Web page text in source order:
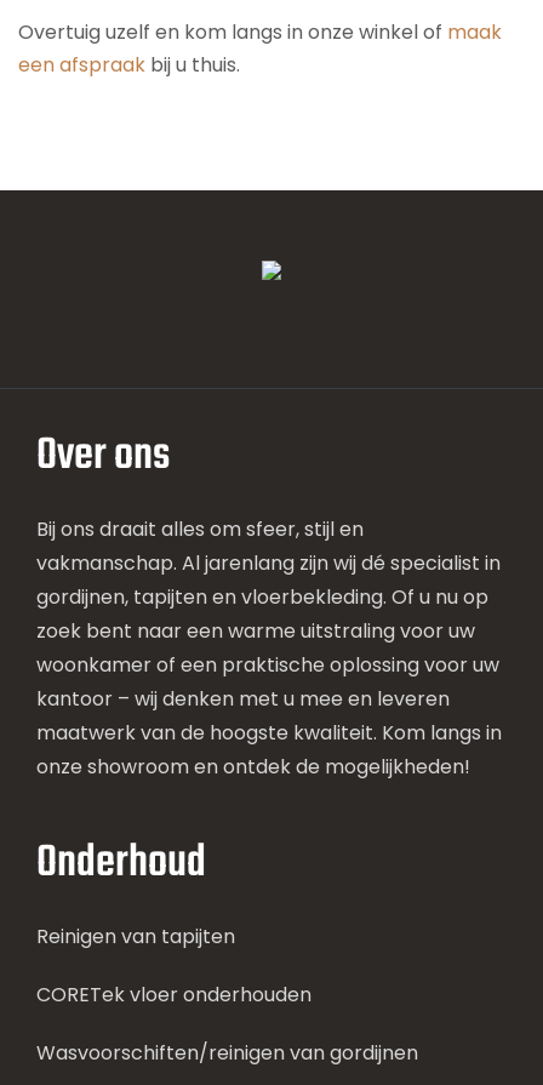
Overtuig uzelf en kom langs in onze winkel of maak
een afspraak bij u thuis.
Over ons
Bij ons draait alles om sfeer, stijl en
vakmanschap. Al jarenlang zijn wij dé specialist in
gordijnen, tapijten en vloerbekleding. Of u nu op
zoek bent naar een warme uitstraling voor uw
woonkamer of een praktische oplossing voor uw
kantoor – wij denken met u mee en leveren
maatwerk van de hoogste kwaliteit. Kom langs in
onze showroom en ontdek de mogelijkheden!
Onderhoud
Reinigen van tapijten
CORETek vloer onderhouden
Wasvoorschiften/reinigen van gordijnen